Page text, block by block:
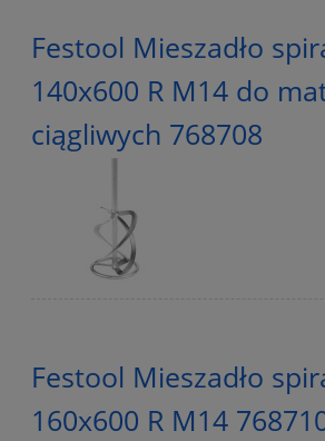
Festool Mieszadło
140x600 R M14 do
ciągliwych 768708
Festool Mieszadło
160x600 R M14